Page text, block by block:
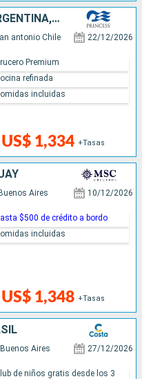
CHILE, ISLAS MALVINAS, ARGENTINA, URUGUAY
antonio Chile 22/12/2026
US$ 1,334 +Tasas
Premium
refinada
incluidas
Buenos Aires 10/12/2026
US$ 1,348 +Tasas
$500 de crédito a bordo
incluidas
Buenos Aires 27/12/2026
de niños gratis desde los 3